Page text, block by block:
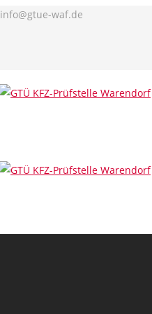
info@gtue-waf.de